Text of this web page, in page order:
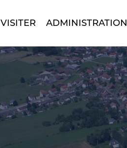
VISITER ADMINISTRATION